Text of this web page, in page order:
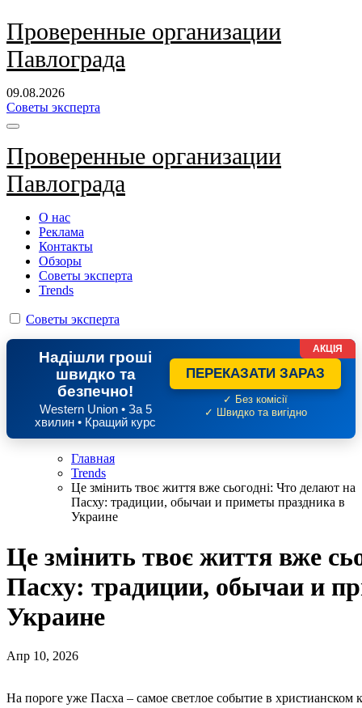
Перейти
к
содержанию
Проверенные организации
Павлограда
09.08.2026
Советы эксперта
Проверенные организации
Павлограда
О нас
Реклама
Контакты
Обзоры
Советы эксперта
Trends
Советы эксперта
Надішли гроші
швидко та
безпечно!
Western Union • За 5
хвилин • Кращий курс
ПЕРЕКАЗАТИ ЗАРАЗ
✓ Без комісії
✓ Швидко та вигідно
АКЦІЯ
Главная
Trends
Це змінить твоє життя вже сьогодні: Что делают на
Пасху: традиции, обычаи и приметы праздника в
Украине
Це змінить твоє життя вже
Пасху: традиции, обычаи и
Украине
Апр 10, 2026
На пороге уже Пасха – самое светлое событие в христианском календаре, которого с особым трепетом ждут и